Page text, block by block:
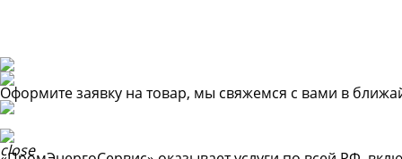
Оформите заявку на товар, мы свяжемся с вами в